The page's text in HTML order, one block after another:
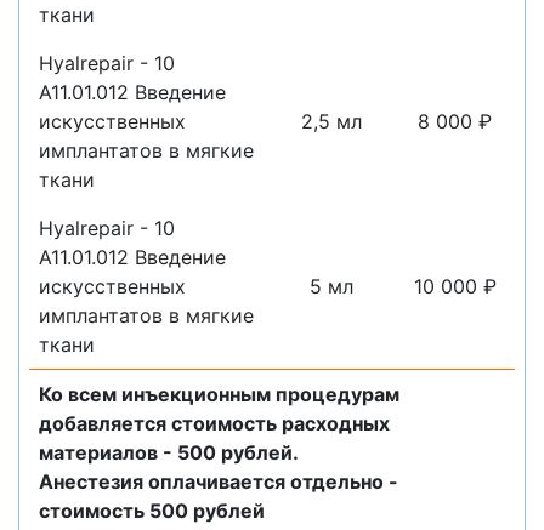
ткани
Hyalrepair - 10
A11.01.012 Введение
искусственных
имплантатов в мягкие
ткани
2,5 мл 8 000 ₽
Hyalrepair - 10
A11.01.012 Введение
искусственных
имплантатов в мягкие
ткани
5 мл 10 000 ₽
Ко всем инъекционным процедурам
добавляется стоимость расходных
материалов - 500 рублей.
Анестезия оплачивается отдельно -
стоимость 500 рублей